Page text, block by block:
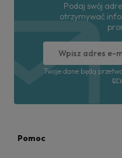
Podaj swój
otrzymywać
Twoje dane będą
Pomoc